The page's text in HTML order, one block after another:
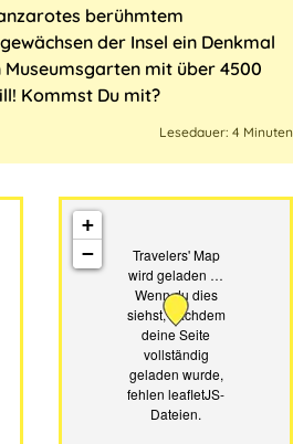
berühmtem
der Insel ein Denkmal
mit über 4500
Kommst Du mit?
Lesedauer: 4 Minuten
Travelers' Map
wird geladen …
Wenn du dies
siehst, nachdem
deine Seite
vollständig
geladen wurde,
fehlen leafletJS-
Dateien.
+
−